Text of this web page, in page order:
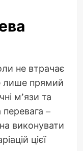
не втрачає
лише прямий
м’язи та
перевага –
виконувати
цієї